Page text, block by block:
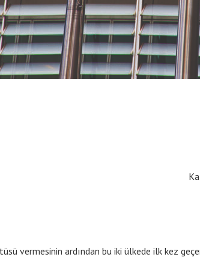
vermesinin ardından bu iki ülkede ilk kez